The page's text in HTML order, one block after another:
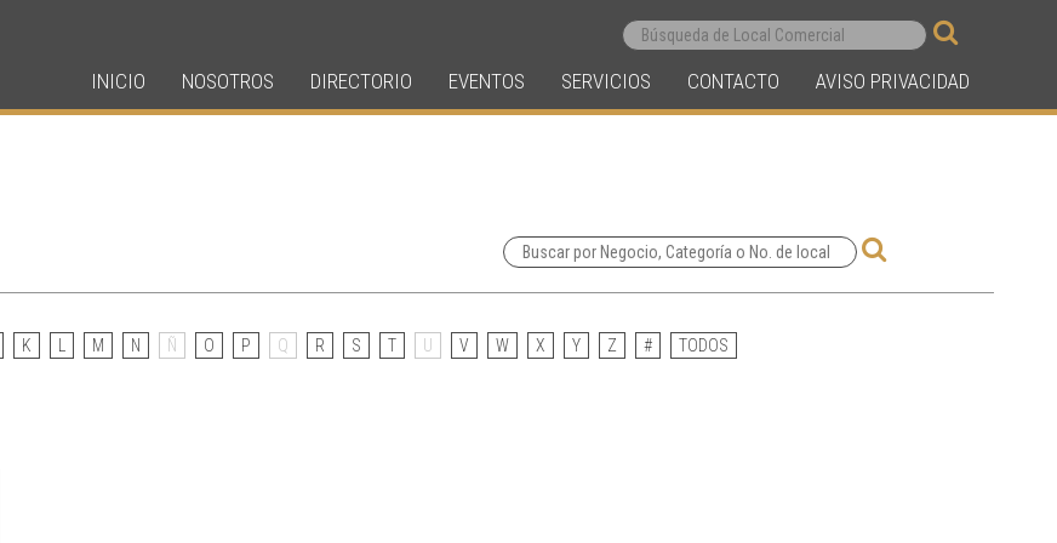
AVISO PRIVACIDAD
CONTACTO
SERVICIOS
EVENTOS
DIRECTORIO
NOSOTROS
INICIO
K M N Ñ O P Q R S T V W X Y Z # TODOS